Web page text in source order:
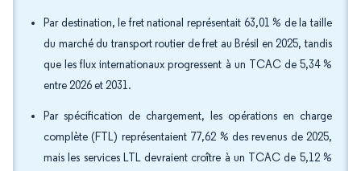
Par destination, le fret national représentait 63,01 % de la taille
du marché du transport routier de fret au Brésil en 2025, tandis
que les flux internationaux progressent à un TCAC de 5,34 %
entre 2026 et 2031.
Par spécification de chargement, les opérations en charge
complète (FTL) représentaient 77,62 % des revenus de 2025,
mais les services LTL devraient croître à un TCAC de 5,12 %